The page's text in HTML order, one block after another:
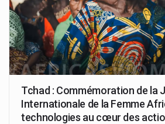
Tchad : Commémoration de la
Internationale de la Femme
technologies au cœur des